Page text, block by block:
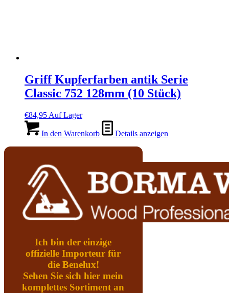
Griff Kupferfarben antik Serie
Classic 752 128mm (10 Stück)
€84,95 Auf Lager
In den Warenkorb Details anzeigen
Ich bin der einzige
offizielle Importeur für
die Benelux!
Sehen Sie sich hier mein
komplettes Sortiment an